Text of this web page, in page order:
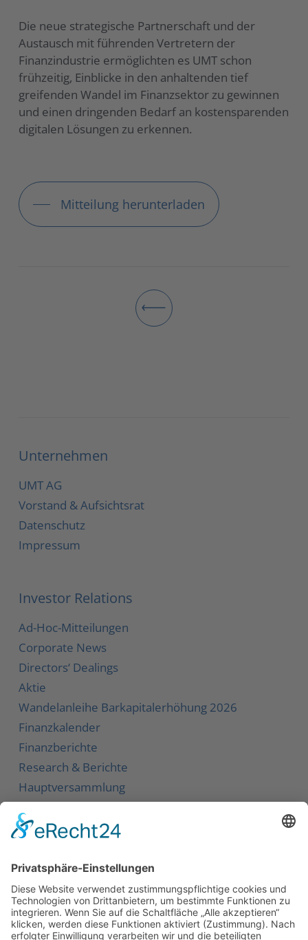
Die neue strategische Partnerschaft und der
Austausch mit führenden Vertretern der
Finanzindustrie ermöglichten es UMT schon
frühzeitig, Einblicke in den anhaltenden tief
greifenden Wandel im Finanzsektor zu gewinnen
und einen dringenden Bedarf an kostensparenden
digitalen Lösungen zu erkennen.
Mitteilung herunterladen
Unternehmen
UMT AG
Vorstand & Aufsichtsrat
Datenschutz
Impressum
Investor Relations
Ad-Hoc-Mitteilungen
Corporate News
Directors‘ Dealings
Aktie
Wandelanleihe Barkapitalerhöhung 2026
Finanzkalender
Finanzberichte
Research & Berichte
Hauptversammlung
Kontakt
Newsletter
Karriere
Downloads